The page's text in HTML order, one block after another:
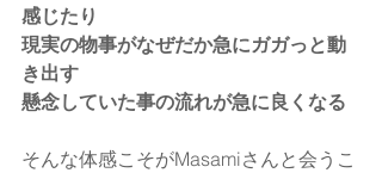
感じたり
現実の物事がなぜだか急にガガっと動
き出す
懸念していた事の流れが急に良くなる
そんな体感こそがMasamiさんと会うこ